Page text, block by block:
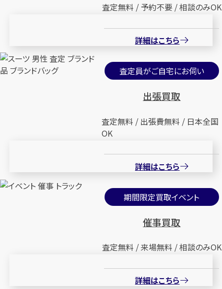
査定無料 / 予約不要 / 相談のみOK
詳細はこちら
査定員がご自宅にお伺い
出張買取
査定無料 / 出張費無料 / 日本全国
OK
詳細はこちら
期間限定買取イベント
催事買取
査定無料 / 来場無料 / 相談のみOK
詳細はこちら